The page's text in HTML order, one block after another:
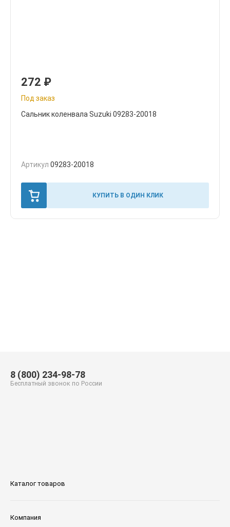
272 ₽
Под заказ
Сальник коленвала Suzuki 09283-20018
Артикул 09283-20018
КУПИТЬ В ОДИН КЛИК
Каталог товаров
Компания
8 (800) 234-98-78
Бесплатный звонок по России